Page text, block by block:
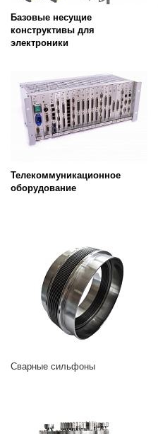
Базовые несущие
конструктивы для
электроники
Телекоммуникационное
оборудование
Cварные сильфоны